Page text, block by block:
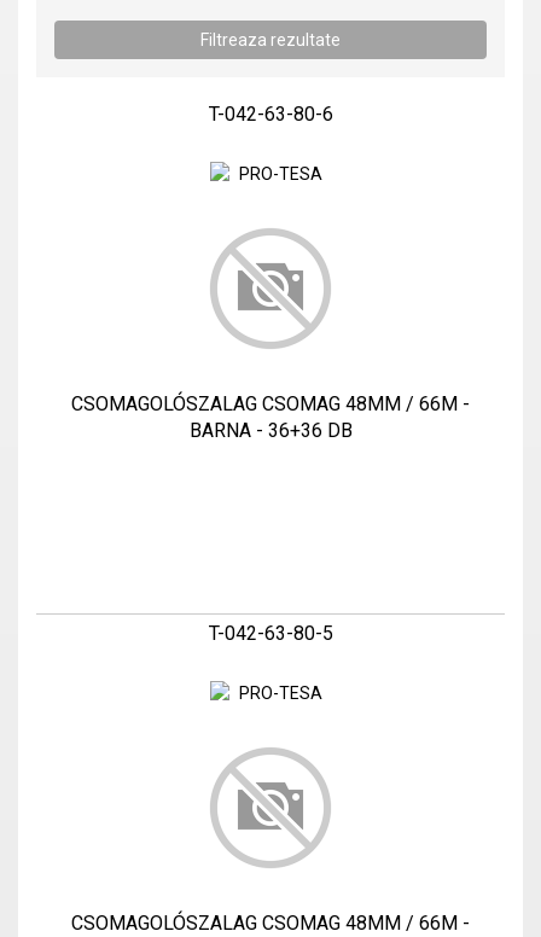
T-042-63-80-6
CSOMAGOLÓSZALAG CSOMAG 48MM / 66M -
BARNA - 36+36 DB
T-042-63-80-5
CSOMAGOLÓSZALAG CSOMAG 48MM / 66M -